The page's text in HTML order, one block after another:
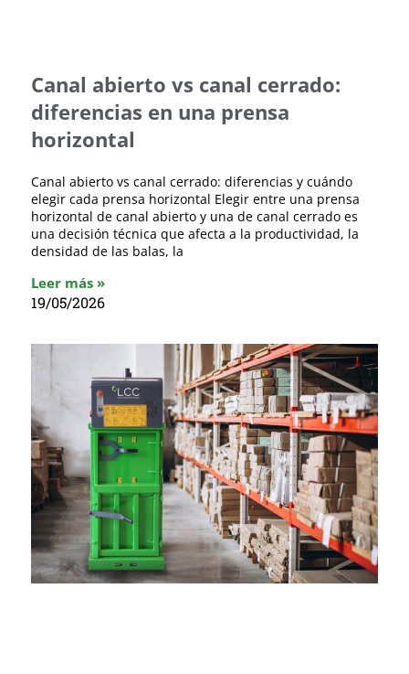
Canal abierto vs canal cerrado:
diferencias en una prensa
horizontal
Canal abierto vs canal cerrado: diferencias y cuándo
elegir cada prensa horizontal Elegir entre una prensa
horizontal de canal abierto y una de canal cerrado es
una decisión técnica que afecta a la productividad, la
densidad de las balas, la
Leer más »
19/05/2026